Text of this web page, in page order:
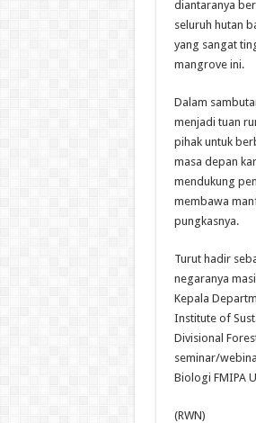
diantaranya
seluruh hutan
yang sangat
mangrove ini.
Dalam
menjadi tuan
pihak untuk
masa depan
mendukung
membawa
pungkasnya.
Turut hadir
negaranya
Kepala
Institute of
Divisional
seminar/
Biologi FMIPA
(RWN)